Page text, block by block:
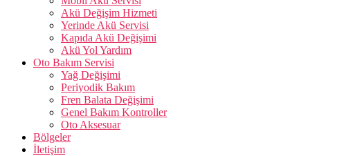
Akü Değişim Hizmeti
Yerinde Akü Servisi
Kapıda Akü Değişimi
Akü Yol Yardım
Oto Bakım Servisi
Yağ Değişimi
Periyodik Bakım
Fren Balata Değişimi
Genel Bakım Kontroller
Oto Aksesuar
Bölgeler
İletişim